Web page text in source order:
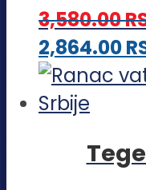
3,580.00
2,864.00